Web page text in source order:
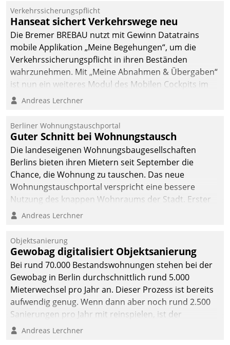
Verkehrssicherungspflicht
Hanseat sichert Verkehrswege neu
Die Bremer BREBAU nutzt mit Gewinn Datatrains
mobile Applikation „Meine Begehungen“, um die
Verkehrssicherungspflicht in ihren Beständen
wahrzunehmen. Mit „Meine Abnahmen & Übergaben“
ist nun ein weiteres Modul des Mobilen Cockpits im
Einsatz.
Andreas Lerchner
Berliner Wohnungstauschportal
Guter Schnitt bei Wohnungstausch
Die landeseigenen Wohnungsbaugesellschaften
Berlins bieten ihren Mietern seit September die
Chance, die Wohnung zu tauschen. Das neue
Wohnungstauschportal verspricht eine bessere
Nutzung des knappen Wohnraums der Stadt. Erster
Anwendungsfall für Datatrains Lösung API-Hub mit
Unternehmen.
Andreas Lerchner
Objektsanierung
Gewobag digitalisiert Objektsanierung
Bei rund 70.000 Bestandswohnungen stehen bei der
Gewobag in Berlin durchschnittlich rund 5.000
Mieterwechsel pro Jahr an. Dieser Prozess ist bereits
aufwendig genug. Wenn dann aber noch rund 2.500
Sanierungen pro Jahr mit reinspielen, ist der
Betreuungs- und Organisationsaufwand immens. Im
Andreas Lerchner